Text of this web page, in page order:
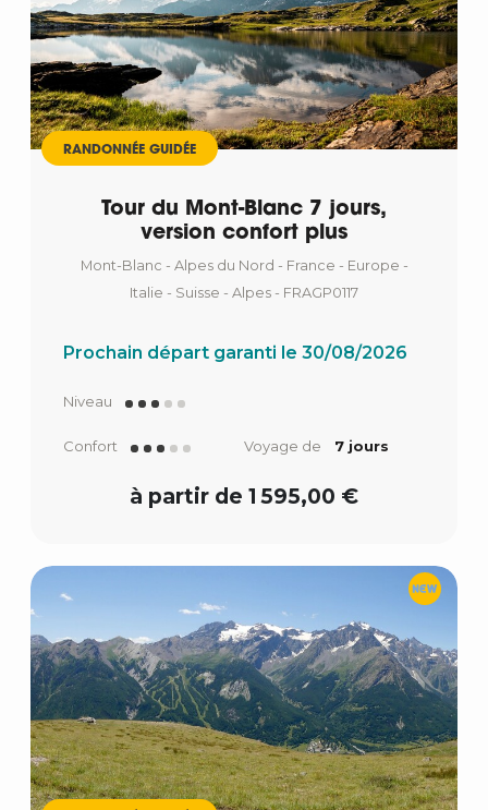
RANDONNÉE GUIDÉE
Tour du Mont-Blanc 7 jours,
version confort plus
Mont-Blanc - Alpes du Nord - France - Europe -
Italie - Suisse - Alpes - FRAGP0117
Prochain départ garanti le 30/08/2026
Niveau
Confort Voyage de 7 jours
à partir de 1 595,00 €